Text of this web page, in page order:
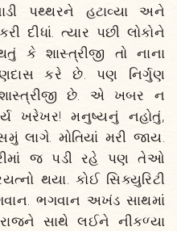
પથ્થરને હટાવ્યા અને
દીધાં. ત્યાર પછી લોકોને
કે શાસ્ત્રીજી તો નાના
કરે છે. પણ નિર્ગુણ
છે. એ ખબર ન
ખરેખર! મનુષ્યનું નહોતું,
મોતિયાં મરી જાય.
જ પડી રહે પણ તેઓ
થયા. કોઈ સિક્યુરિટી
ભગવાન અખંડ સાથમાં
સાથે લઈને નીકળ્યા